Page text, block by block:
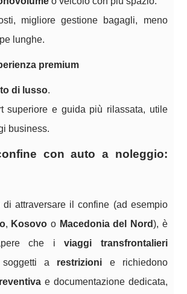
migliore gestione bagagli, meno
lunghe.
premium
di lusso.
superiore e guida più rilassata, utile
business.
con auto a noleggio:
di attraversare il confine (ad esempio
, Kosovo o Macedonia del Nord), è
che iviaggi transfrontalieri
soggetti a restrizioni e richiedono
e documentazione dedicata,